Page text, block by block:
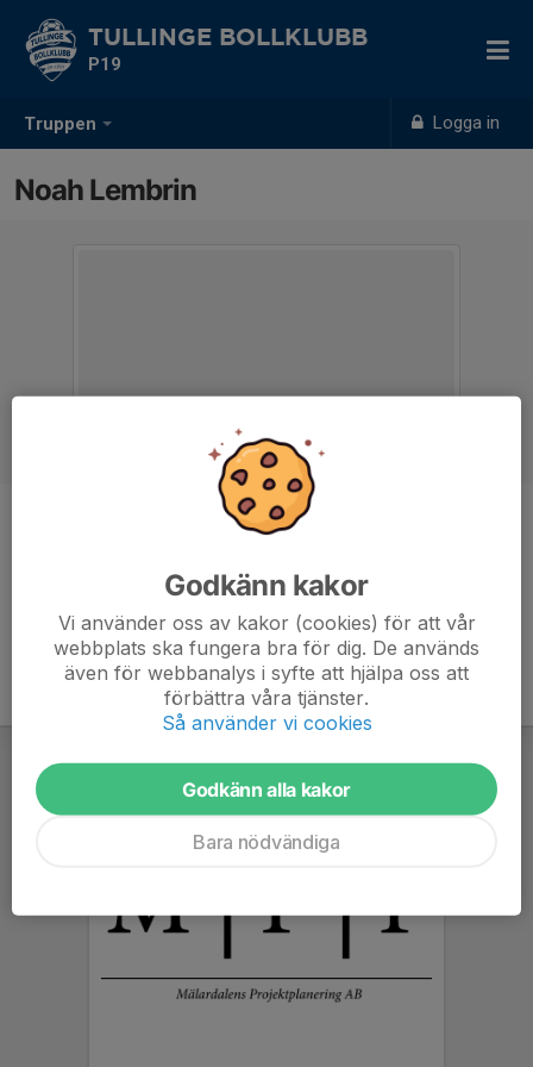
Truppen Logga in
TULLINGE BOLLKLUBB
P19
Noah Lembrin
Godkänn kakor
Vi använder oss av kakor (cookies) för att vår
webbplats ska fungera bra för dig. De används
även för webbanalys i syfte att hjälpa oss att
förbättra våra tjänster.
Så använder vi cookies
Godkänn alla kakor
Bara nödvändiga